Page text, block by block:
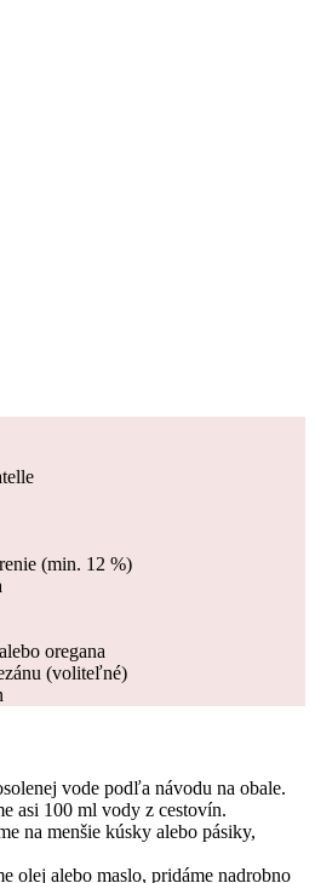
(min. 12 %)
oregana
(voliteľné)
vode podľa návodu na obale.
asi 100 ml vody z cestovín.
na menšie kúsky alebo pásiky,
olej alebo maslo, pridáme nadrobno